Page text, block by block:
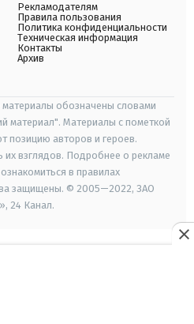
Рекламодателям
Правила пользования
Политика конфиденциальности
Техническая информация
Контакты
Архив
обозначены словами
материал". Материалы с пометкой
позицию авторов и героев.
их взглядов. Подробнее о рекламе
в правилах
защищены. © 2005—2022, ЗАО
24 Канал.